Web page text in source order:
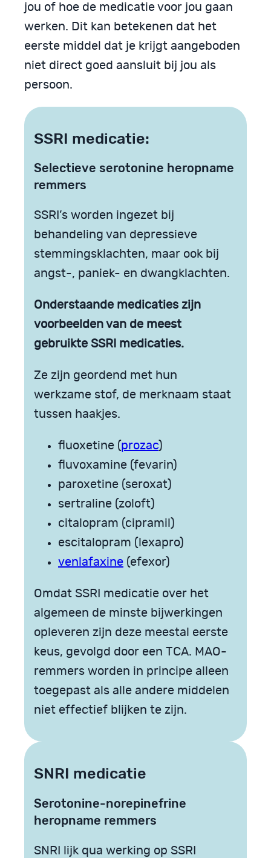
jou of hoe de medicatie voor jou gaan
werken. Dit kan betekenen dat het
eerste middel dat je krijgt aangeboden
niet direct goed aansluit bij jou als
persoon.
SSRI medicatie:
Selectieve serotonine heropname
remmers
SSRI’s worden ingezet bij
behandeling van depressieve
stemmingsklachten, maar ook bij
angst-, paniek- en dwangklachten.
Onderstaande medicaties zijn
voorbeelden van de meest
gebruikte SSRI medicaties.
Ze zijn geordend met hun
werkzame stof, de merknaam staat
tussen haakjes.
fluoxetine (prozac)
fluvoxamine (fevarin)
paroxetine (seroxat)
sertraline (zoloft)
citalopram (cipramil)
escitalopram (lexapro)
venlafaxine (efexor)
Omdat SSRI medicatie over het
algemeen de minste bijwerkingen
opleveren zijn deze meestal eerste
keus, gevolgd door een TCA. MAO-
remmers worden in principe alleen
toegepast als alle andere middelen
niet effectief blijken te zijn.
SNRI medicatie
Serotonine-norepinefrine
heropname remmers
SNRI lijk qua werking op SSRI